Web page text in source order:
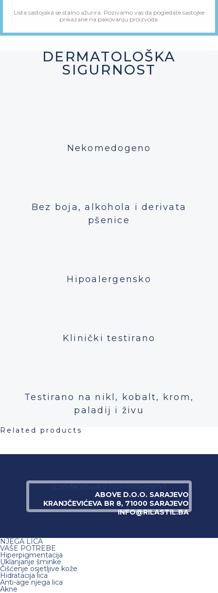
Lista sastojaka se stalno ažurira. Pozivamo vas da pogledate sastojke
prikazane na pakovanju proizvoda.
DERMATOLOŠKA
SIGURNOST​
Nekomedogeno
Bez boja, alkohola i derivata
pšenice
Hipoalergensko
Klinički testirano
Testirano na nikl, kobalt, krom,
paladij i živu
Related products
Icon-facebook-2 Icon-instagram-1
ABOVE D.O.O. SARAJEVO
KRANJČEVIĆEVA BR 8, 71000 SARAJEVO
INFO@RILASTIL.BA
NJEGA LICA
VAŠE POTREBE
Hiperpigmentacija
Uklanjanje šminke
Čišćenje osjetljive kože
Hidratacija lica
Anti-age njega lica
Akne